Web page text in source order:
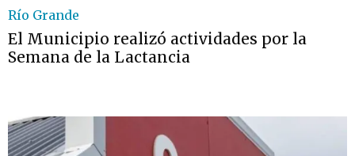
Río Grande
El Municipio realizó actividades por la
Semana de la Lactancia